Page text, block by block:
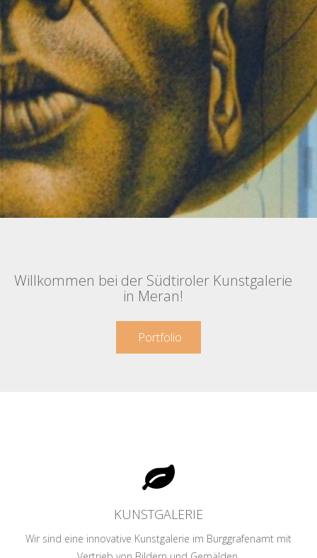
Willkommen bei der Südtiroler Kunstgalerie
in Meran!
Portfolio
KUNSTGALERIE
Wir sind eine innovative Kunstgalerie im Burggrafenamt mit